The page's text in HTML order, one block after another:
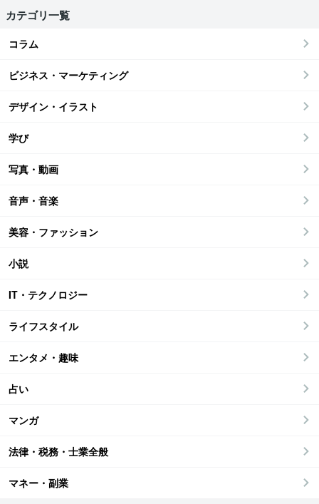
カテゴリ一覧
コラム
ビジネス・マーケティング
デザイン・イラスト
学び
写真・動画
音声・音楽
美容・ファッション
小説
IT・テクノロジー
ライフスタイル
エンタメ・趣味
占い
マンガ
法律・税務・士業全般
マネー・副業